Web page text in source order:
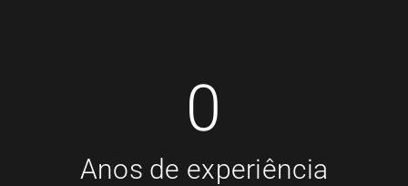
0
Anos de experiência